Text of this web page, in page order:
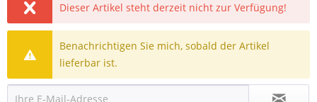
Dieser Artikel steht derzeit nicht zur Verfügung!
Benachrichtigen Sie mich, sobald der Artikel
lieferbar ist.